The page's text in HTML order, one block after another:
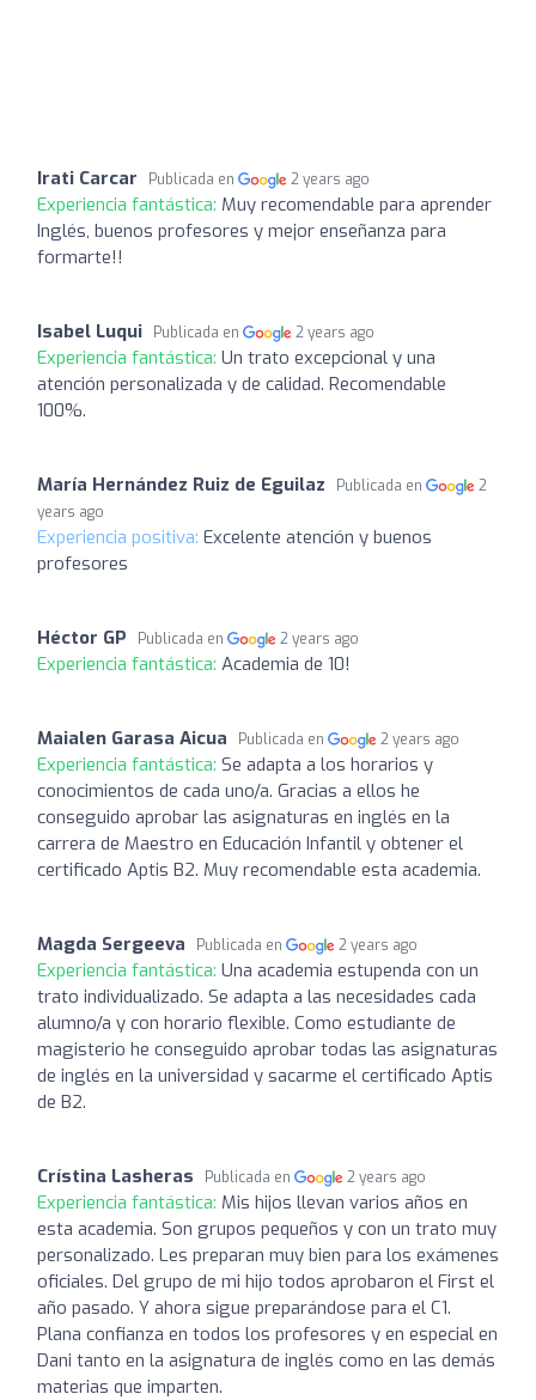
Irati Carcar Publicada en 2 years ago
Experiencia fantástica: Muy recomendable para aprender
Inglés, buenos profesores y mejor enseñanza para
formarte!!
Isabel Luqui Publicada en 2 years ago
Experiencia fantástica: Un trato excepcional y una
atención personalizada y de calidad. Recomendable
100%.
María Hernández Ruiz de Eguilaz Publicada en
2
years ago
Experiencia positiva: Excelente atención y buenos
profesores
Héctor GP Publicada en 2 years ago
Experiencia fantástica: Academia de 10!
Maialen Garasa Aicua Publicada en 2 years ago
Experiencia fantástica: Se adapta a los horarios y
conocimientos de cada uno/a. Gracias a ellos he
conseguido aprobar las asignaturas en inglés en la
carrera de Maestro en Educación Infantil y obtener el
certificado Aptis B2. Muy recomendable esta academia.
Magda Sergeeva Publicada en 2 years ago
Experiencia fantástica: Una academia estupenda con un
trato individualizado. Se adapta a las necesidades cada
alumno/a y con horario flexible. Como estudiante de
magisterio he conseguido aprobar todas las asignaturas
de inglés en la universidad y sacarme el certificado Aptis
de B2.
Crístina Lasheras Publicada en 2 years ago
Experiencia fantástica: Mis hijos llevan varios años en
esta academia. Son grupos pequeños y con un trato muy
personalizado. Les preparan muy bien para los exámenes
oficiales. Del grupo de mi hijo todos aprobaron el First el
año pasado. Y ahora sigue preparándose para el C1.
Plana confianza en todos los profesores y en especial en
Dani tanto en la asignatura de inglés como en las demás
materias que imparten.